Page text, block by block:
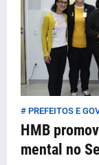
# PREFEITOS E
HMB
mental no